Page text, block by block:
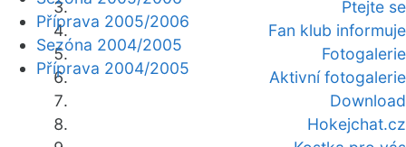
Ptejte se
Fan klub informuje
Fotogalerie
Aktivní fotogalerie
Download
Hokejchat.cz
Příprava 2005/2006
Sezóna 2004/2005
Příprava 2004/2005